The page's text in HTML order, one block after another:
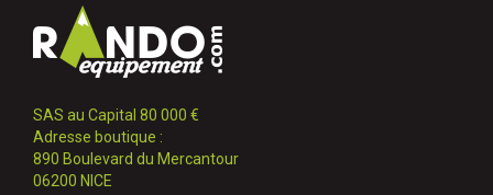
SAS au Capital 80 000 €
Adresse boutique :
890 Boulevard du Mercantour
06200 NICE